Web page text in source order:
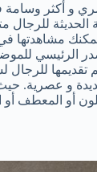
و أكثر وسامة
للرجال
مشاهدتها
الرئيسي
جديدة و عصرية.
أو المعطف